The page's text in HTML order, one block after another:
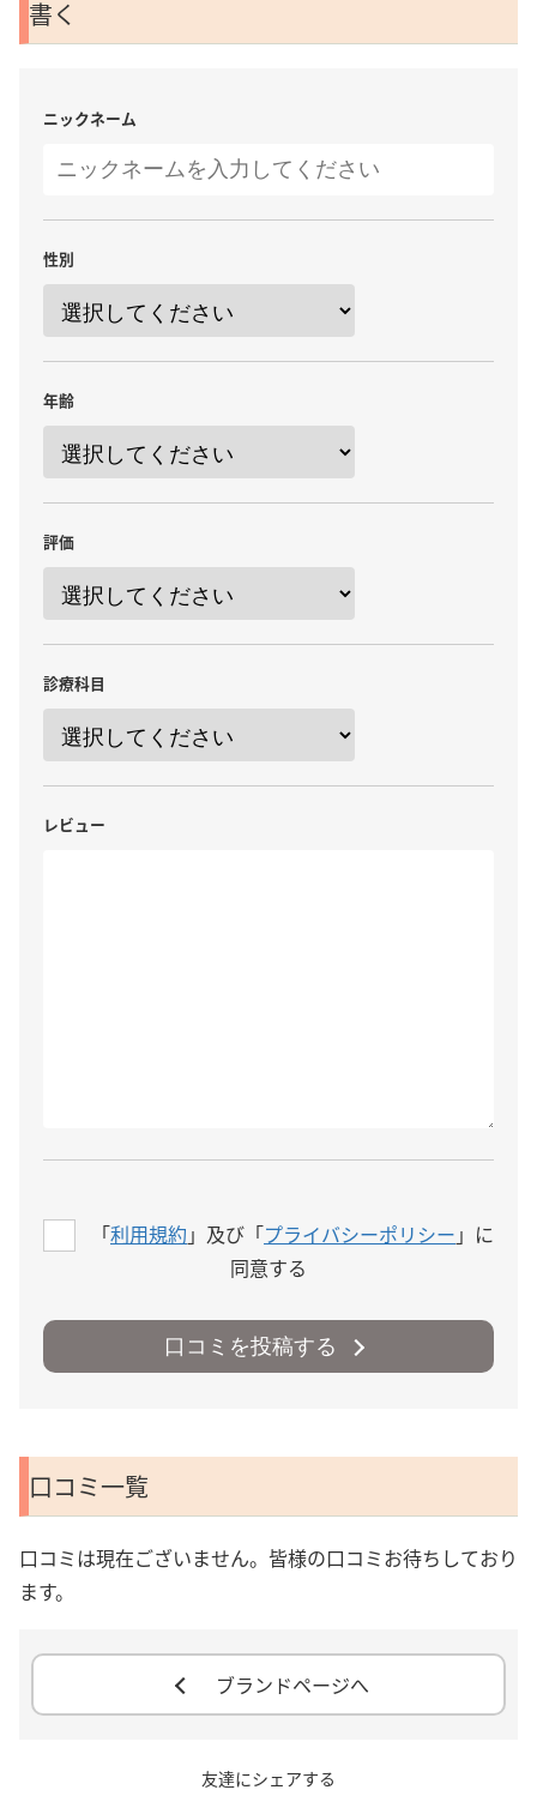
書く
ニックネーム
性別
年齢
評価
診療科目
レビュー
「利用規約 」及び「プライバシーポリシー 」に
同意する
口コミを投稿する
口コミ一覧
口コミは現在ございません。皆様の口コミお待ちしており
ます。
ブランドページへ
友達にシェアする